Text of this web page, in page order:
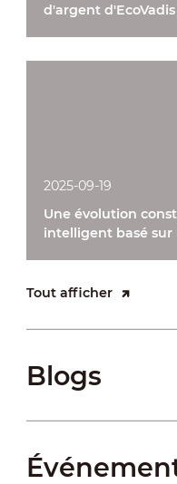
d'argent
2025-09-19
Une évolution
intelligent basé sur l'IAoT : Dahua
Tout afficher
Blogs